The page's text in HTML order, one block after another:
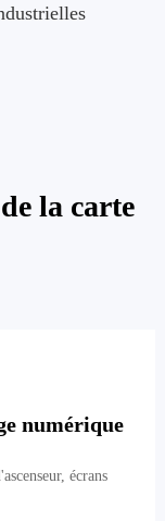
la carte
numérique
écrans